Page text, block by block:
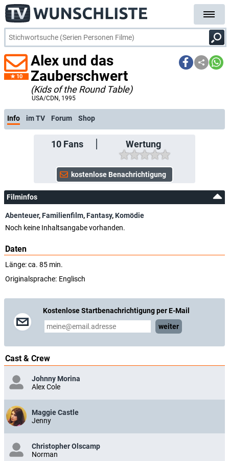
10
Alex und das
Zauberschwert
(Kids of the Round Table)
USA/CDN, 1995
Info im TV Forum Shop
10Fans Wertung
Filminfos
Abenteuer,Familienfilm,Fantasy,Komödie
Noch keine Inhaltsangabe vorhanden.
Daten
Länge: ca. 85 min.
Originalsprache: Englisch
Kostenlose Startbenachrichtigung per E-Mail
weiter
Cast & Crew
Johnny Morina
Alex Cole
Maggie Castle
Jenny
Christopher Olscamp
Norman